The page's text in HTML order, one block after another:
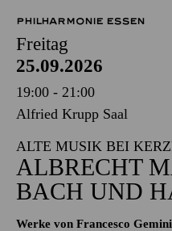
PHILHARMONIE ESSEN
Freitag
25.09.2026
19:00 - 21:00
Alfried Krupp Saal
ALTE MUSIK BEI
ALBRECHT
BACH UND
Werke von Francesco